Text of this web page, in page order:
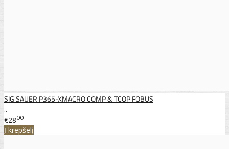
SIG SAUER P365-XMACRO COMP & TCOP FOBUS
..
€2800
Į krepšelį